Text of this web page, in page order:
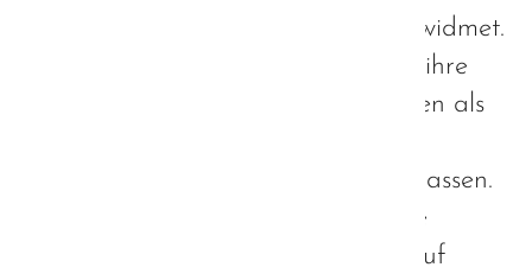
bayerischen Autismus-Strategie gewidmet.
Alle Teilnehmer waren eingeladen, ihre
persönlichen Anliegen und Ansichten als
Strategieentwicklung einfließen zu lassen.
Umso gespannter waren daher alle
Beteiligten, wie die Öffentlichkeit auf